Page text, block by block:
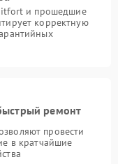
и прошедшие
корректную
ремонт
провести
в кратчайшие